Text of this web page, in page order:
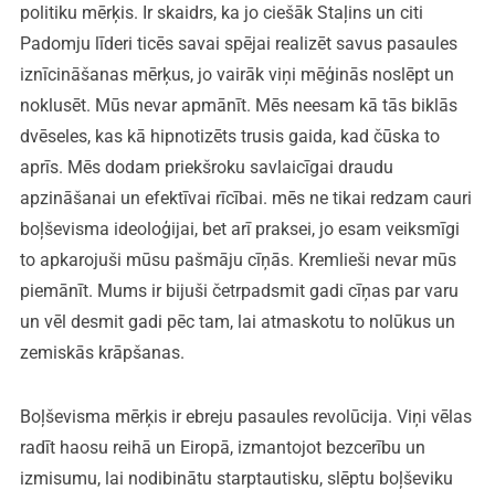
politiku mērķis. Ir skaidrs, ka jo ciešāk Staļins un citi
Padomju līderi ticēs savai spējai realizēt savus pasaules
iznīcināšanas mērķus, jo vairāk viņi mēģinās noslēpt un
noklusēt. Mūs nevar apmānīt. Mēs neesam kā tās biklās
dvēseles, kas kā hipnotizēts trusis gaida, kad čūska to
aprīs. Mēs dodam priekšroku savlaicīgai draudu
apzināšanai un efektīvai rīcībai. mēs ne tikai redzam cauri
boļševisma ideoloģijai, bet arī praksei, jo esam veiksmīgi
to apkarojuši mūsu pašmāju cīņās. Kremlieši nevar mūs
piemānīt. Mums ir bijuši četrpadsmit gadi cīņas par varu
un vēl desmit gadi pēc tam, lai atmaskotu to nolūkus un
zemiskās krāpšanas.
Boļševisma mērķis ir ebreju pasaules revolūcija. Viņi vēlas
radīt haosu reihā un Eiropā, izmantojot bezcerību un
izmisumu, lai nodibinātu starptautisku, slēptu boļševiku